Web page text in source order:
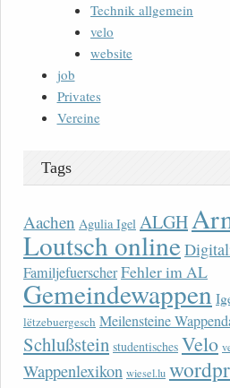
Technik allgemein
velo
website
job
Privates
Vereine
Tags
Aachen Agulia Igel ALGH
Loutsch online
FamiljefuerscherFehler im AL
Gemeindewappen
lëtzebuergesch Meilensteine
Schlußstein studentisches Velo
Wappenlexikon wiesel.lu